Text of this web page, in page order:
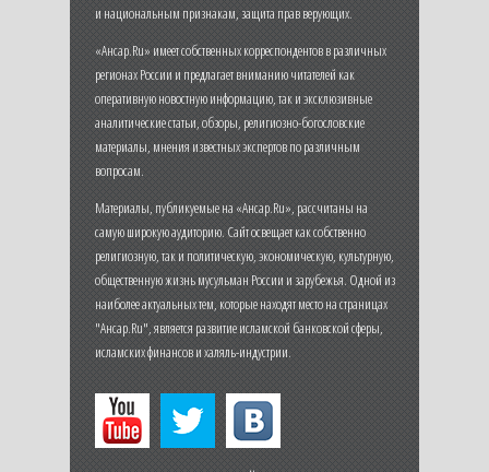
и национальным признакам, защита прав верующих.
«Ансар.Ru» имеет собственных корреспондентов в различных
регионах России и предлагает вниманию читателей как
оперативную новостную информацию, так и эксклюзивные
аналитические статьи, обзоры, религиозно-богословские
материалы, мнения известных экспертов по различным
вопросам.
Материалы, публикуемые на «Ансар.Ru», рассчитаны на
самую широкую аудиторию. Сайт освещает как собственно
религиозную, так и политическую, экономическую, культурную,
общественную жизнь мусульман России и зарубежья. Одной из
наиболее актуальных тем, которые находят место на страницах
"Ансар.Ru", является развитие исламской банковской сферы,
исламских финансов и халяль-индустрии.